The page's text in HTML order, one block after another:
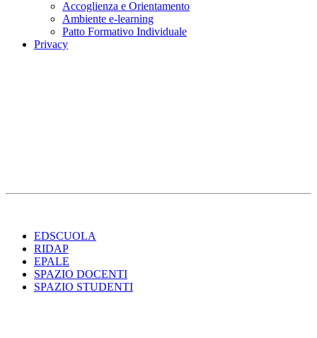
Accoglienza e Orientamento
Ambiente e-learning
Patto Formativo Individuale
Privacy
EDSCUOLA
RIDAP
EPALE
SPAZIO DOCENTI
SPAZIO STUDENTI